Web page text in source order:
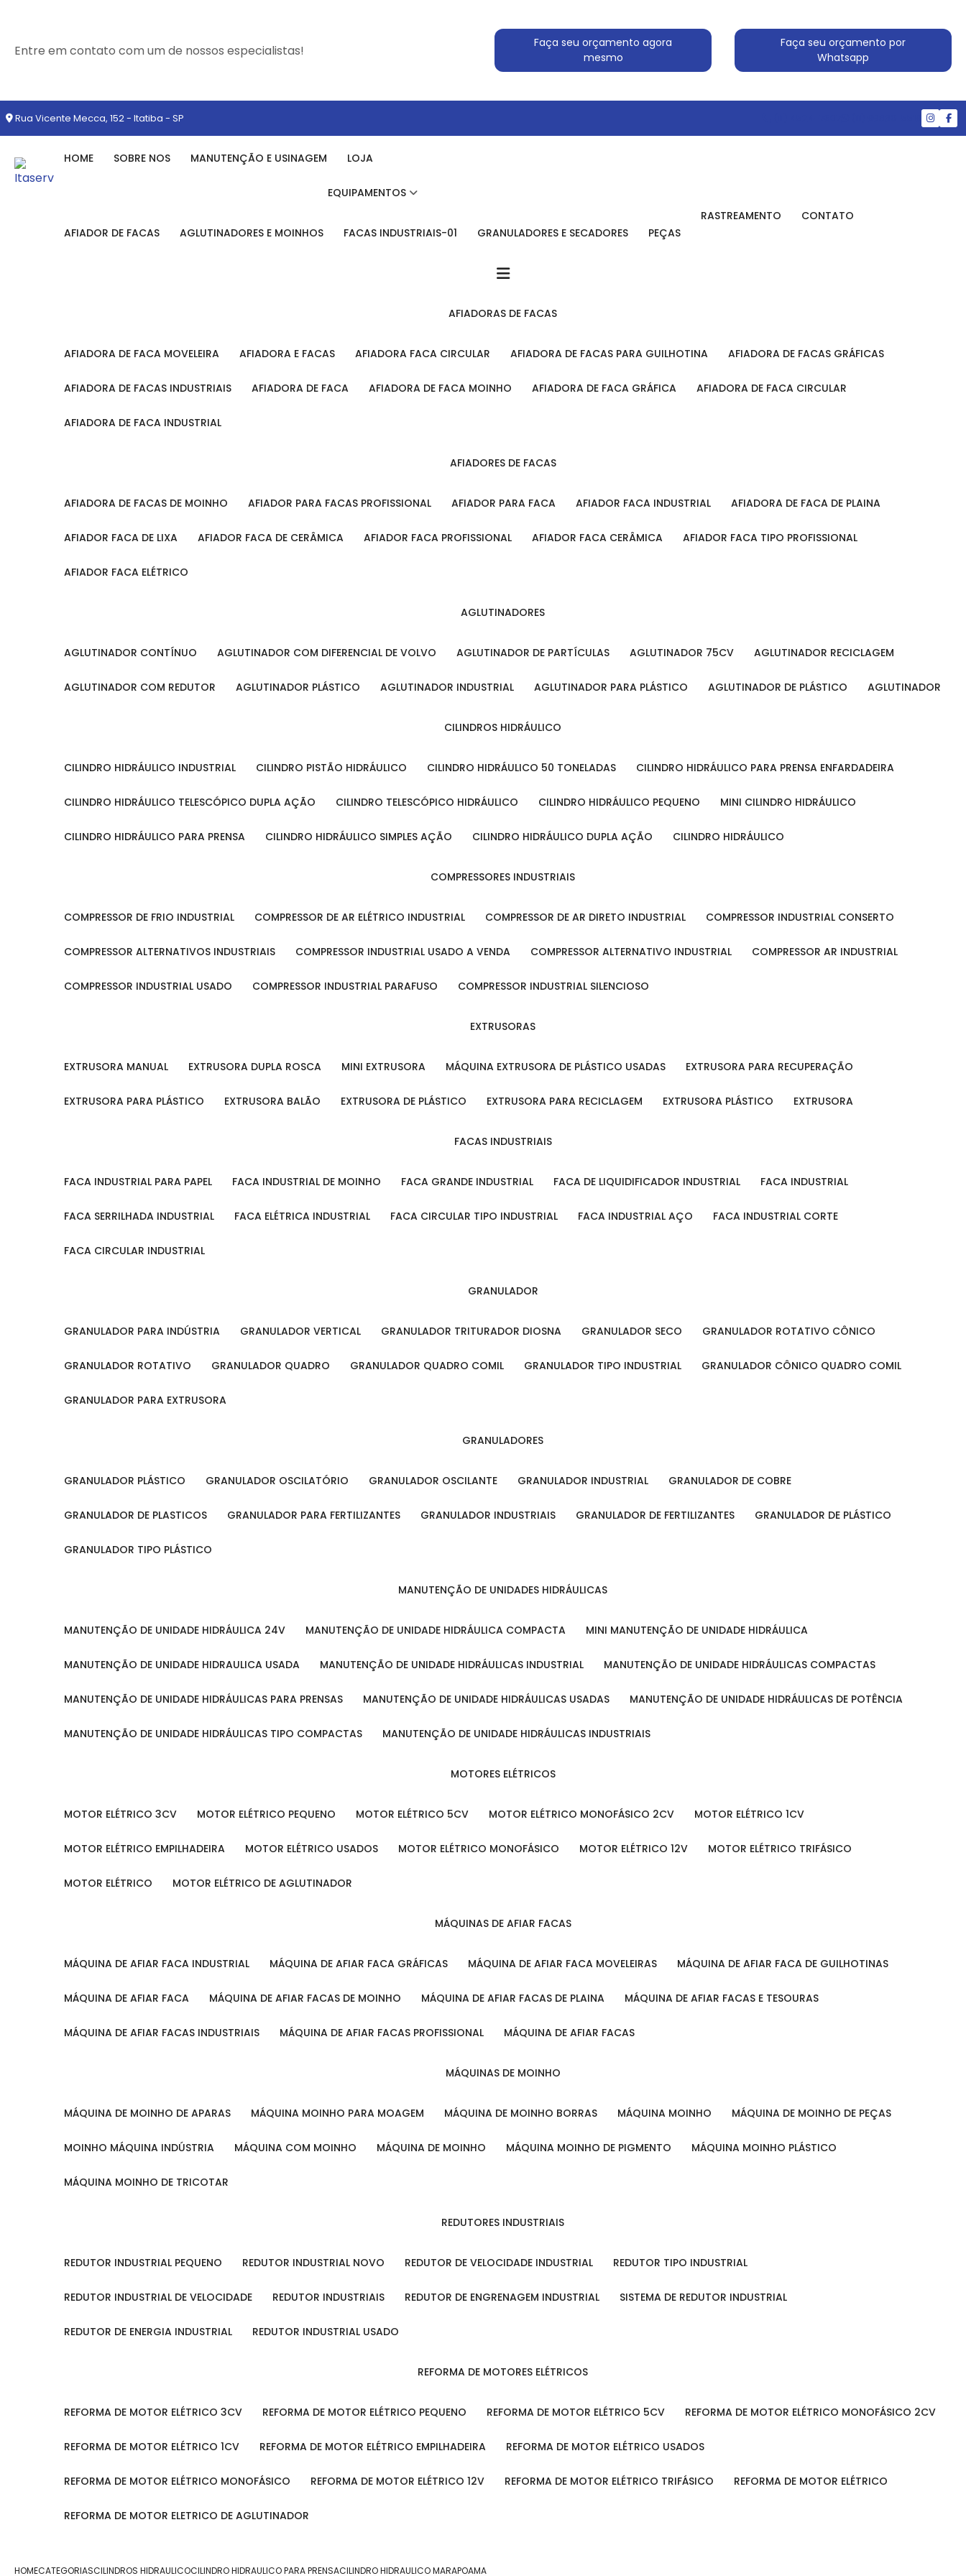
Entre em contato com um de nossos especialistas!
Faça seu orçamento agora
mesmo
Faça seu orçamento por
Whatsapp
Rua Vicente Mecca, 152 - Itatiba - SP
HOME SOBRE NOS MANUTENÇÃO E USINAGEM LOJA
EQUIPAMENTOS
AFIADOR DE FACAS AGLUTINADORES E MOINHOS FACAS INDUSTRIAIS-01 GRANULADORES E SECADORES PEÇAS
RASTREAMENTO CONTATO
AFIADORAS DE FACAS
AFIADORA DE FACA MOVELEIRA AFIADORA E FACAS AFIADORA FACA CIRCULAR AFIADORA DE FACAS PARA GUILHOTINA AFIADORA DE FACAS GRÁFICAS
AFIADORA DE FACAS INDUSTRIAIS AFIADORA DE FACA AFIADORA DE FACA MOINHO AFIADORA DE FACA GRÁFICA AFIADORA DE FACA CIRCULAR
AFIADORA DE FACA INDUSTRIAL
AFIADORES DE FACAS
AFIADORA DE FACAS DE MOINHO AFIADOR PARA FACAS PROFISSIONAL AFIADOR PARA FACA AFIADOR FACA INDUSTRIAL AFIADORA DE FACA DE PLAINA
AFIADOR FACA DE LIXA AFIADOR FACA DE CERÂMICA AFIADOR FACA PROFISSIONAL AFIADOR FACA CERÂMICA AFIADOR FACA TIPO PROFISSIONAL
AFIADOR FACA ELÉTRICO
AGLUTINADORES
AGLUTINADOR CONTÍNUO AGLUTINADOR COM DIFERENCIAL DE VOLVO AGLUTINADOR DE PARTÍCULAS AGLUTINADOR 75CV AGLUTINADOR RECICLAGEM
AGLUTINADOR COM REDUTOR AGLUTINADOR PLÁSTICO AGLUTINADOR INDUSTRIAL AGLUTINADOR PARA PLÁSTICO AGLUTINADOR DE PLÁSTICO AGLUTINADOR
CILINDROS HIDRÁULICO
CILINDRO HIDRÁULICO INDUSTRIAL CILINDRO PISTÃO HIDRÁULICO CILINDRO HIDRÁULICO 50 TONELADAS CILINDRO HIDRÁULICO PARA PRENSA ENFARDADEIRA
CILINDRO HIDRÁULICO TELESCÓPICO DUPLA AÇÃO CILINDRO TELESCÓPICO HIDRÁULICO CILINDRO HIDRÁULICO PEQUENO MINI CILINDRO HIDRÁULICO
CILINDRO HIDRÁULICO PARA PRENSA CILINDRO HIDRÁULICO SIMPLES AÇÃO CILINDRO HIDRÁULICO DUPLA AÇÃO CILINDRO HIDRÁULICO
COMPRESSORES INDUSTRIAIS
COMPRESSOR DE FRIO INDUSTRIAL COMPRESSOR DE AR ELÉTRICO INDUSTRIAL COMPRESSOR DE AR DIRETO INDUSTRIAL COMPRESSOR INDUSTRIAL CONSERTO
COMPRESSOR ALTERNATIVOS INDUSTRIAIS COMPRESSOR INDUSTRIAL USADO A VENDA COMPRESSOR ALTERNATIVO INDUSTRIAL COMPRESSOR AR INDUSTRIAL
COMPRESSOR INDUSTRIAL USADO COMPRESSOR INDUSTRIAL PARAFUSO COMPRESSOR INDUSTRIAL SILENCIOSO
EXTRUSORAS
EXTRUSORA MANUAL EXTRUSORA DUPLA ROSCA MINI EXTRUSORA MÁQUINA EXTRUSORA DE PLÁSTICO USADAS EXTRUSORA PARA RECUPERAÇÃO
EXTRUSORA PARA PLÁSTICO EXTRUSORA BALÃO EXTRUSORA DE PLÁSTICO EXTRUSORA PARA RECICLAGEM EXTRUSORA PLÁSTICO EXTRUSORA
FACAS INDUSTRIAIS
FACA INDUSTRIAL PARA PAPEL FACA INDUSTRIAL DE MOINHO FACA GRANDE INDUSTRIAL FACA DE LIQUIDIFICADOR INDUSTRIAL FACA INDUSTRIAL
FACA SERRILHADA INDUSTRIAL FACA ELÉTRICA INDUSTRIAL FACA CIRCULAR TIPO INDUSTRIAL FACA INDUSTRIAL AÇO FACA INDUSTRIAL CORTE
FACA CIRCULAR INDUSTRIAL
GRANULADOR
GRANULADOR PARA INDÚSTRIA GRANULADOR VERTICAL GRANULADOR TRITURADOR DIOSNA GRANULADOR SECO GRANULADOR ROTATIVO CÔNICO
GRANULADOR ROTATIVO GRANULADOR QUADRO GRANULADOR QUADRO COMIL GRANULADOR TIPO INDUSTRIAL GRANULADOR CÔNICO QUADRO COMIL
GRANULADOR PARA EXTRUSORA
GRANULADORES
GRANULADOR PLÁSTICO GRANULADOR OSCILATÓRIO GRANULADOR OSCILANTE GRANULADOR INDUSTRIAL GRANULADOR DE COBRE
GRANULADOR DE PLASTICOS GRANULADOR PARA FERTILIZANTES GRANULADOR INDUSTRIAIS GRANULADOR DE FERTILIZANTES GRANULADOR DE PLÁSTICO
GRANULADOR TIPO PLÁSTICO
MANUTENÇÃO DE UNIDADES HIDRÁULICAS
MANUTENÇÃO DE UNIDADE HIDRÁULICA 24V MANUTENÇÃO DE UNIDADE HIDRÁULICA COMPACTA MINI MANUTENÇÃO DE UNIDADE HIDRÁULICA
MANUTENÇÃO DE UNIDADE HIDRAULICA USADA MANUTENÇÃO DE UNIDADE HIDRÁULICAS INDUSTRIAL MANUTENÇÃO DE UNIDADE HIDRÁULICAS COMPACTAS
MANUTENÇÃO DE UNIDADE HIDRÁULICAS PARA PRENSAS MANUTENÇÃO DE UNIDADE HIDRÁULICAS USADAS MANUTENÇÃO DE UNIDADE HIDRÁULICAS DE POTÊNCIA
MANUTENÇÃO DE UNIDADE HIDRÁULICAS TIPO COMPACTAS MANUTENÇÃO DE UNIDADE HIDRÁULICAS INDUSTRIAIS
MOTORES ELÉTRICOS
MOTOR ELÉTRICO 3CV MOTOR ELÉTRICO PEQUENO MOTOR ELÉTRICO 5CV MOTOR ELÉTRICO MONOFÁSICO 2CV MOTOR ELÉTRICO 1CV
MOTOR ELÉTRICO EMPILHADEIRA MOTOR ELÉTRICO USADOS MOTOR ELÉTRICO MONOFÁSICO MOTOR ELÉTRICO 12V MOTOR ELÉTRICO TRIFÁSICO
MOTOR ELÉTRICO MOTOR ELÉTRICO DE AGLUTINADOR
MÁQUINAS DE AFIAR FACAS
MÁQUINA DE AFIAR FACA INDUSTRIAL MÁQUINA DE AFIAR FACA GRÁFICAS MÁQUINA DE AFIAR FACA MOVELEIRAS MÁQUINA DE AFIAR FACA DE GUILHOTINAS
MÁQUINA DE AFIAR FACA MÁQUINA DE AFIAR FACAS DE MOINHO MÁQUINA DE AFIAR FACAS DE PLAINA MÁQUINA DE AFIAR FACAS E TESOURAS
MÁQUINA DE AFIAR FACAS INDUSTRIAIS MÁQUINA DE AFIAR FACAS PROFISSIONAL MÁQUINA DE AFIAR FACAS
MÁQUINAS DE MOINHO
MÁQUINA DE MOINHO DE APARAS MÁQUINA MOINHO PARA MOAGEM MÁQUINA DE MOINHO BORRAS MÁQUINA MOINHO MÁQUINA DE MOINHO DE PEÇAS
MOINHO MÁQUINA INDÚSTRIA MÁQUINA COM MOINHO MÁQUINA DE MOINHO MÁQUINA MOINHO DE PIGMENTO MÁQUINA MOINHO PLÁSTICO
MÁQUINA MOINHO DE TRICOTAR
REDUTORES INDUSTRIAIS
REDUTOR INDUSTRIAL PEQUENO REDUTOR INDUSTRIAL NOVO REDUTOR DE VELOCIDADE INDUSTRIAL REDUTOR TIPO INDUSTRIAL
REDUTOR INDUSTRIAL DE VELOCIDADE REDUTOR INDUSTRIAIS REDUTOR DE ENGRENAGEM INDUSTRIAL SISTEMA DE REDUTOR INDUSTRIAL
REDUTOR DE ENERGIA INDUSTRIAL REDUTOR INDUSTRIAL USADO
REFORMA DE MOTORES ELÉTRICOS
REFORMA DE MOTOR ELÉTRICO 3CV REFORMA DE MOTOR ELÉTRICO PEQUENO REFORMA DE MOTOR ELÉTRICO 5CV REFORMA DE MOTOR ELÉTRICO MONOFÁSICO 2CV
REFORMA DE MOTOR ELÉTRICO 1CV REFORMA DE MOTOR ELÉTRICO EMPILHADEIRA REFORMA DE MOTOR ELÉTRICO USADOS
REFORMA DE MOTOR ELÉTRICO MONOFÁSICO REFORMA DE MOTOR ELÉTRICO 12V REFORMA DE MOTOR ELÉTRICO TRIFÁSICO REFORMA DE MOTOR ELÉTRICO
REFORMA DE MOTOR ELETRICO DE AGLUTINADOR
HOMECATEGORIASCILINDROS HIDRAULICOCILINDRO HIDRAULICO PARA PRENSACILINDRO HIDRAULICO MARAPOAMA